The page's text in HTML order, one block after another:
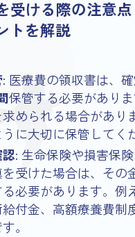
受ける際の注意
トを解説
: 医療費の領収書は、
保管する必要があり
められる場合があり
に大切に保管してく
: 生命保険や損害保
受けた場合は、その
必要があります。例
付金、高額療養費制
。